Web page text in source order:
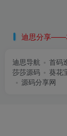
迪思分享——
迪思导航 首码
莎莎源码
葵花
源码分享网